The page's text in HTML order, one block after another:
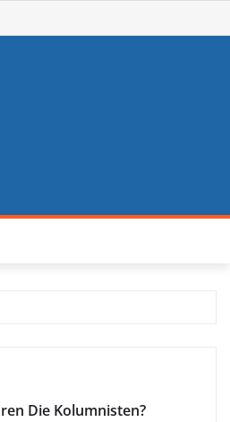
Die Kolumnisten?